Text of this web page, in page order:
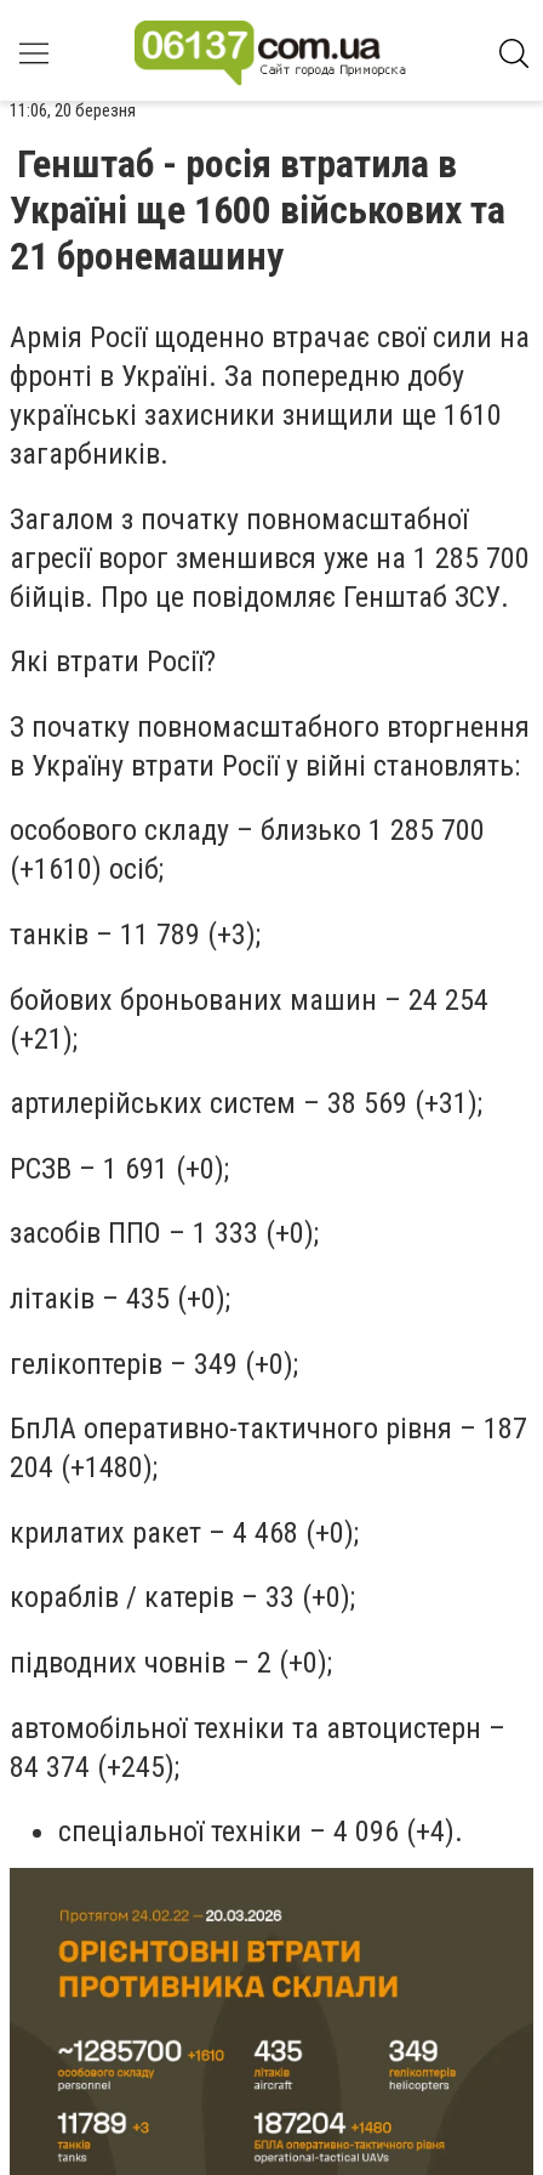
11:06, 20 березня
Генштаб - росія втратила в
Україні ще 1600 військових та
21 бронемашину
Армія Росії щоденно втрачає свої сили на
фронті в Україні. За попередню добу
українські захисники знищили ще 1610
загарбників.
Загалом з початку повномасштабної
агресії ворог зменшився уже на 1 285 700
бійців. Про це повідомляє Генштаб ЗСУ.
Які втрати Росії?
З початку повномасштабного вторгнення
в Україну втрати Росії у війні становлять:
особового складу – близько 1 285 700
(+1610) осіб;
танків – 11 789 (+3);
бойових броньованих машин – 24 254
(+21);
артилерійських систем – 38 569 (+31);
РСЗВ – 1 691 (+0);
засобів ППО – 1 333 (+0);
літаків – 435 (+0);
гелікоптерів – 349 (+0);
БпЛА оперативно-тактичного рівня – 187
204 (+1480);
крилатих ракет – 4 468 (+0);
кораблів / катерів – 33 (+0);
підводних човнів – 2 (+0);
автомобільної техніки та автоцистерн –
84 374 (+245);
спеціальної техніки – 4 096 (+4).